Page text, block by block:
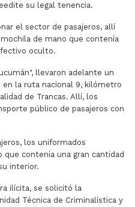
su legal tenencia.
el sector de pasajeros, allí
de mano que contenía
oculto.
llevaron adelante un
la ruta nacional 9, kilómetro
de Trancas. Allí, los
público de pasajeros con
los uniformados
contenía una gran cantidad
interior.
ilícita, se solicitó la
Técnica de Criminalística y